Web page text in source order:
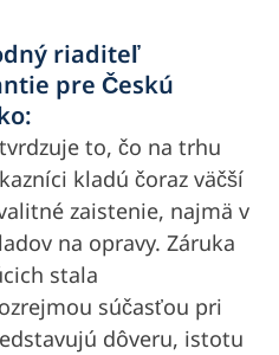
riaditeľ
pre Českú
to, čo na trhu
kladú čoraz väčší
zaistenie, najmä v
na opravy. Záruka
stala
súčasťou pri
dôveru, istotu